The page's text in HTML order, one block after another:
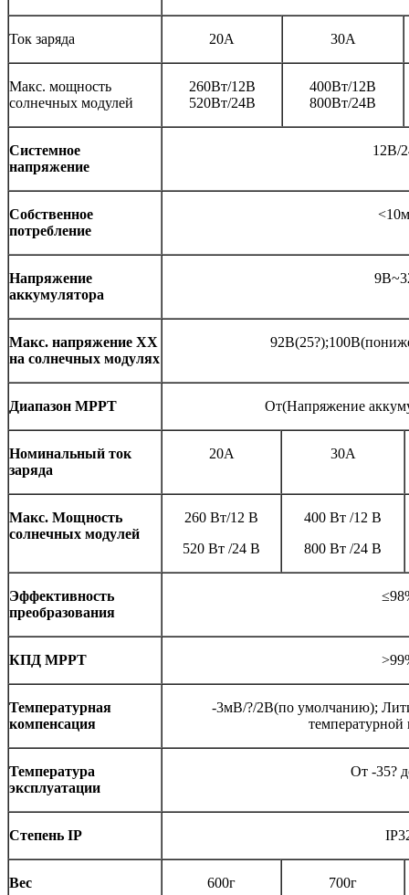
Ток заряда 20A 30A
Макс. мощность
солнечных модулей
260Вт/12В
520Вт/24В
400Вт/12В
800Вт/24В
Системное
напряжение
12В/
Собственное
потребление
Напряжение
аккумулятора
Макс. напряжение ХХ
на солнечных модулях
Диапазон МРРТ От(Напряжение
Номинальный ток
заряда
20A 30A
Макс. Мощность
солнечных модулей
260 Вт/12 В
520 Вт /24 В
400 Вт /12 В
800 Вт /24 В
Эффективность
преобразования
КПД MPPT
Температурная
компенсация
-3мВ/?/2В(по умолчанию);
Температура
эксплуатации
От -35?
Степень IP
Вес 600г 700г